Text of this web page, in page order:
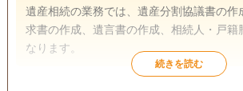
遺産相続の業務では、遺産分割協議書の作
求書の作成、遺言書の作成、相続人・戸籍
なります。